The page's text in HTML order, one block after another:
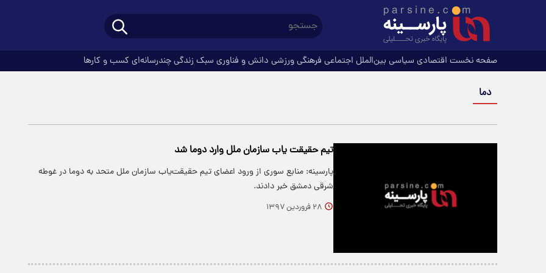
صفحه نخست اقتصادی سیاسی بین‌الملل اجتماعی فرهنگیورزشی دانش و فناوری سبک زندگیچندرسانه‌ای کسب و کارها
دما
تیم حقیقت یاب سازمان ملل وارد دوما شد
پارسینه: منابع سوری از ورود اعضای تیم حقیقت‌یاب سازمان ملل متحد به دوما در غوطه
شرقی دمشق خبر دادند.
۲۸ فروردین ۱۳۹۷